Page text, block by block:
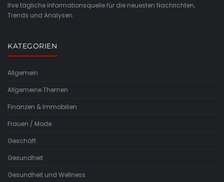
Ihre tägliche Informationsquelle für die neuesten Nachrichten,
Trends und Analysen.
KATEGORIEN
Allgemein
Allgemeine Themen
Finanzen & Immobilien
Frauen / Mode
Geschäft
Gesundheit
Gesundheit und Wellness